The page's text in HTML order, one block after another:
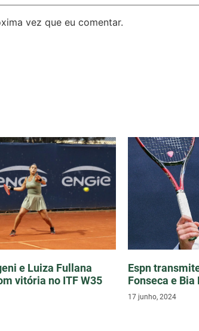
vez que eu comentar.
e Luiza Fullana
vitória no ITF W35
Espn
Fonseca e
17 junho, 2024